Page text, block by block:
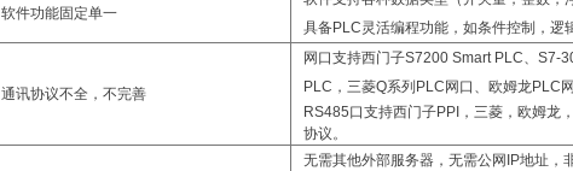
软件功能固定单一
具备PLC灵活编程功能，如条件控制，逻
通讯协议不全，不完善
网口支持西门子S7200 Smart PLC、
PLC，三菱Q系列PLC网口、欧姆龙PLC
RS485口支持西门子PPI，三菱，欧姆龙
协议。
无需其他外部服务器，无需公网IP地址，